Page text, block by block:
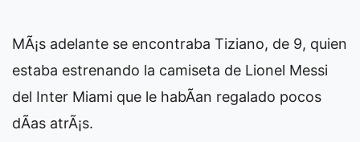
MÃ¡s adelante se encontraba Tiziano, de 9, quien
estaba estrenando la camiseta de Lionel Messi
del Inter Miami que le habÃ­an regalado pocos
dÃ­as atrÃ¡s.